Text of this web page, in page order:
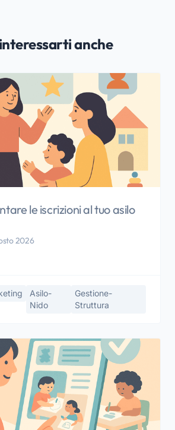
anche
le iscrizioni al tuo asilo
2026
Asilo-
Nido
Gestione-
Struttura